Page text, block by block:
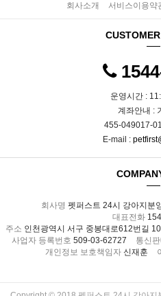
회사소개 서비스이용약
운영시간 :
계좌안내 :
455-049017-
E-mail :
회사명 펫퍼스트 24시 강아지분
대표전화
주소 인천광역시 서구 중봉대로612번길
사업자 등록번호 509-03-62727 통신
개인정보 보호책임자 신재훈